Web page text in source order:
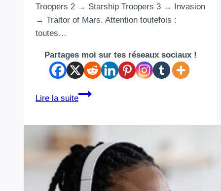
Troopers 2 → Starship Troopers 3 → Invasion
→ Traitor of Mars. Attention toutefois :
toutes…
Partages moi sur tes réseaux sociaux !
Lire la suite
Dans
Starship
Troopers
?
Le